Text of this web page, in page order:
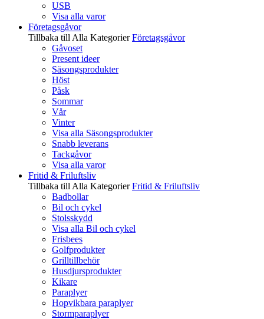
USB
Visa alla varor
Företagsgåvor
Tillbaka till Alla Kategorier Företagsgåvor
Gåvoset
Present ideer
Säsongsprodukter
Höst
Påsk
Sommar
Vår
Vinter
Visa alla Säsongsprodukter
Snabb leverans
Tackgåvor
Visa alla varor
Fritid & Friluftsliv
Tillbaka till Alla Kategorier Fritid & Friluftsliv
Badbollar
Bil och cykel
Stolsskydd
Visa alla Bil och cykel
Frisbees
Golfprodukter
Grilltillbehör
Husdjursprodukter
Kikare
Paraplyer
Hopvikbara paraplyer
Stormparaplyer